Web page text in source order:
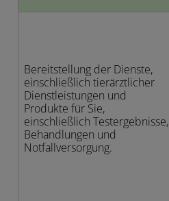
Bereitstellung der Dienste,
einschließlich tierärztlicher
Dienstleistungen und
Produkte für Sie,
einschließlich Testergebnisse,
Behandlungen und
Notfallversorgung.